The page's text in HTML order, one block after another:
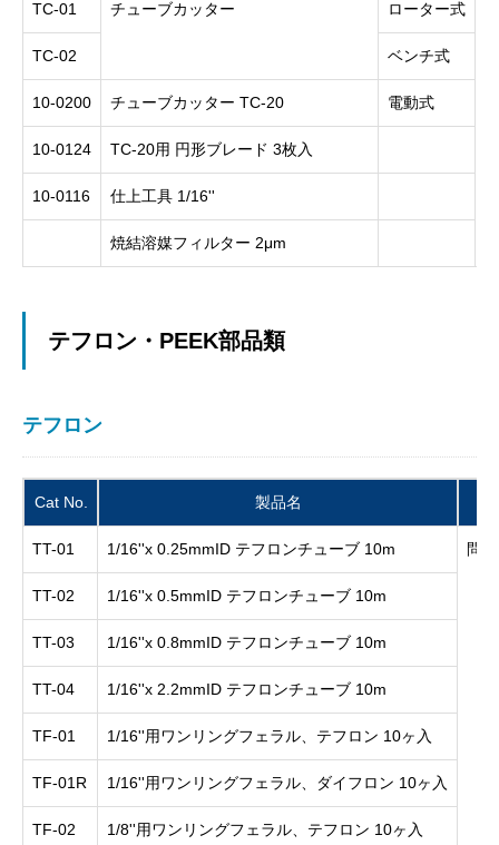
TC-01 チューブカッター ローター式
TC-02 ベンチ式
10-0200 チューブカッター TC-20 電動式
10-0124 TC-20用 円形ブレード 3枚入
10-0116 仕上工具 1/16''
焼結溶媒フィルター 2μm
テフロン・PEEK部品類
テフロン
Cat No. 製品名
TT-01 1/16''x 0.25mmID テフロンチューブ 10m 問
TT-02 1/16''x 0.5mmID テフロンチューブ 10m
TT-03 1/16''x 0.8mmID テフロンチューブ 10m
TT-04 1/16''x 2.2mmID テフロンチューブ 10m
TF-01 1/16''用ワンリングフェラル、テフロン 10ヶ入
TF-01R 1/16''用ワンリングフェラル、ダイフロン 10ヶ入
TF-02 1/8''用ワンリングフェラル、テフロン 10ヶ入